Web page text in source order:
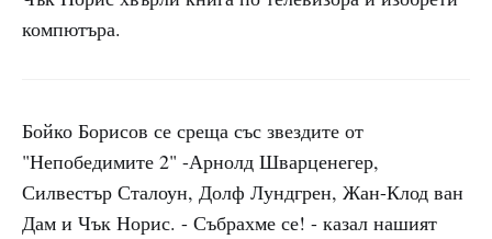
компютъра.
Бойко Борисов се среща със звездите от
"Непобедимите 2" -Арнолд Шварценегер,
Силвестър Сталоун, Долф Лундгрен, Жан-Клод ван
Дам и Чък Норис. - Събрахме се! - казал нашият